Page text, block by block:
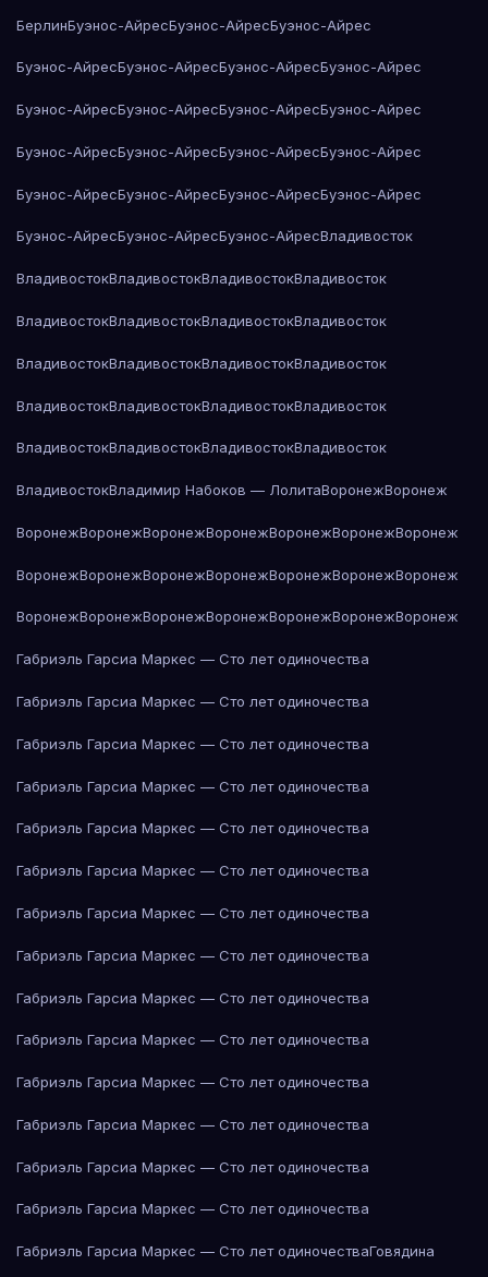
БерлинБуэнос-АйресБуэнос-АйресБуэнос-Айрес
Буэнос-АйресБуэнос-АйресБуэнос-АйресБуэнос-Айрес
Буэнос-АйресБуэнос-АйресБуэнос-АйресБуэнос-Айрес
Буэнос-АйресБуэнос-АйресБуэнос-АйресБуэнос-Айрес
Буэнос-АйресБуэнос-АйресБуэнос-АйресБуэнос-Айрес
Буэнос-АйресБуэнос-АйресБуэнос-АйресВладивосток
ВладивостокВладивостокВладивостокВладивосток
ВладивостокВладивостокВладивостокВладивосток
ВладивостокВладивостокВладивостокВладивосток
ВладивостокВладивостокВладивостокВладивосток
ВладивостокВладивостокВладивостокВладивосток
ВладивостокВладимир Набоков — ЛолитаВоронежВоронеж
ВоронежВоронежВоронежВоронежВоронежВоронежВоронеж
ВоронежВоронежВоронежВоронежВоронежВоронежВоронеж
ВоронежВоронежВоронежВоронежВоронежВоронежВоронеж
Габриэль Гарсиа Маркес — Сто лет одиночества
Габриэль Гарсиа Маркес — Сто лет одиночества
Габриэль Гарсиа Маркес — Сто лет одиночества
Габриэль Гарсиа Маркес — Сто лет одиночества
Габриэль Гарсиа Маркес — Сто лет одиночества
Габриэль Гарсиа Маркес — Сто лет одиночества
Габриэль Гарсиа Маркес — Сто лет одиночества
Габриэль Гарсиа Маркес — Сто лет одиночества
Габриэль Гарсиа Маркес — Сто лет одиночества
Габриэль Гарсиа Маркес — Сто лет одиночества
Габриэль Гарсиа Маркес — Сто лет одиночества
Габриэль Гарсиа Маркес — Сто лет одиночества
Габриэль Гарсиа Маркес — Сто лет одиночества
Габриэль Гарсиа Маркес — Сто лет одиночества
Габриэль Гарсиа Маркес — Сто лет одиночестваГовядина